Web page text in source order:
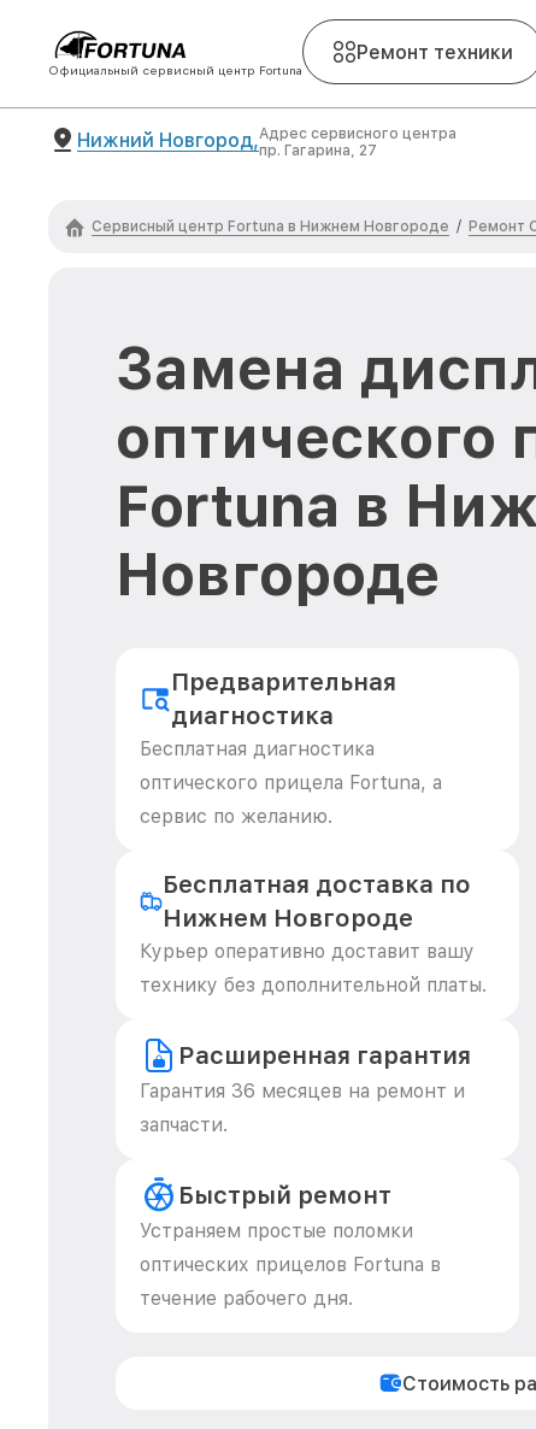
Официальный сервисный центр Fortuna
Ремонт техники
Нижний Новгород,Адрес сервисного центра
пр. Гагарина, 27
Сервисный центр Fortuna в Нижнем Новгороде / Ремонт
Замена
оптического
Fortuna в
Новгороде
Предварительная
диагностика
Бесплатная диагностика
оптического прицела Fortuna, а
сервис по желанию.
Бесплатная доставка по
Нижнем Новгороде
Курьер оперативно доставит вашу
технику без дополнительной платы.
Расширенная гарантия
Гарантия 36 месяцев на ремонт и
запчасти.
Быстрый ремонт
Устраняем простые поломки
оптических прицелов Fortuna в
течение рабочего дня.
Стоимость